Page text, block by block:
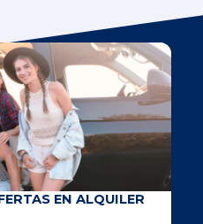
EN ALQUILER